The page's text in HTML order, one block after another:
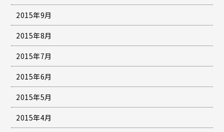
2015年9月
2015年8月
2015年7月
2015年6月
2015年5月
2015年4月